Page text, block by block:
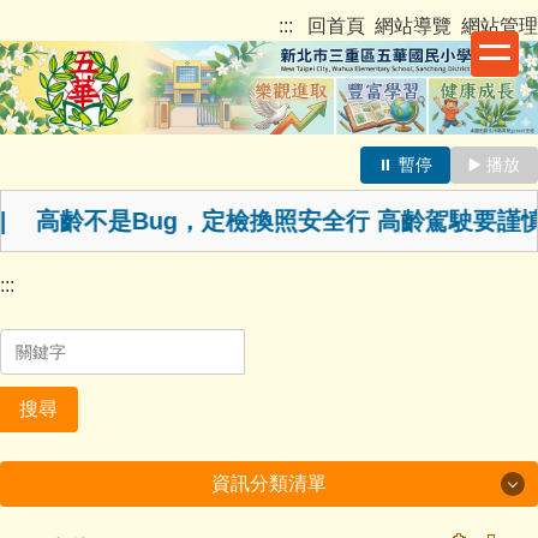
到
主
要
內
區
新北市三重區五華國民小學
::: 回首頁 網站導覽 網站管理
最新消息跑馬燈
⏸️ 暫停 ▶️ 播放
不是Bug，定檢換照安全行 高齡駕駛要
:::
搜尋
資訊分類清單